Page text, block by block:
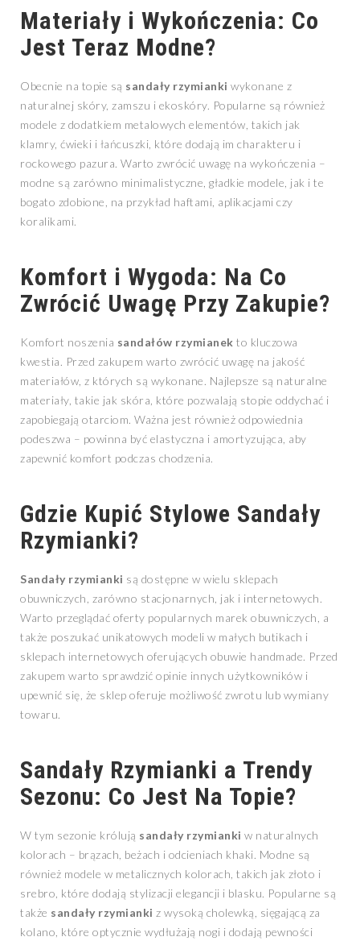
Materiały i Wykończenia: Co
Jest Teraz Modne?
Obecnie na topie są sandały rzymianki wykonane z
naturalnej skóry, zamszu i ekoskóry. Popularne są również
modele z dodatkiem metalowych elementów, takich jak
klamry, ćwieki i łańcuszki, które dodają im charakteru i
rockowego pazura. Warto zwrócić uwagę na wykończenia –
modne są zarówno minimalistyczne, gładkie modele, jak i te
bogato zdobione, na przykład haftami, aplikacjami czy
koralikami.
Komfort i Wygoda: Na Co
Zwrócić Uwagę Przy Zakupie?
Komfort noszenia sandałów rzymianek to kluczowa
kwestia. Przed zakupem warto zwrócić uwagę na jakość
materiałów, z których są wykonane. Najlepsze są naturalne
materiały, takie jak skóra, które pozwalają stopie oddychać i
zapobiegają otarciom. Ważna jest również odpowiednia
podeszwa – powinna być elastyczna i amortyzująca, aby
zapewnić komfort podczas chodzenia.
Gdzie Kupić Stylowe Sandały
Rzymianki?
Sandały rzymianki są dostępne w wielu sklepach
obuwniczych, zarówno stacjonarnych, jak i internetowych.
Warto przeglądać oferty popularnych marek obuwniczych, a
także poszukać unikatowych modeli w małych butikach i
sklepach internetowych oferujących obuwie handmade. Przed
zakupem warto sprawdzić opinie innych użytkowników i
upewnić się, że sklep oferuje możliwość zwrotu lub wymiany
towaru.
Sandały Rzymianki a Trendy
Sezonu: Co Jest Na Topie?
W tym sezonie królują sandały rzymianki w naturalnych
kolorach – brązach, beżach i odcieniach khaki. Modne są
również modele w metalicznych kolorach, takich jak złoto i
srebro, które dodają stylizacji elegancji i blasku. Popularne są
także sandały rzymianki z wysoką cholewką, sięgającą za
kolano, które optycznie wydłużają nogi i dodają pewności